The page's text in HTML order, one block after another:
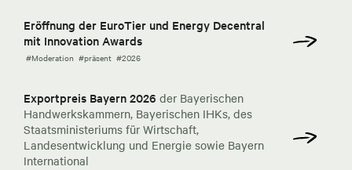
Eröffnung der EuroTier und Energy Decentral
mit Innovation Awards
#Moderation #präsent #2026
Exportpreis Bayern 2026 der Bayerischen
Handwerkskammern, Bayerischen IHKs, des
Staatsministeriums für Wirtschaft,
Landesentwicklung und Energie sowie Bayern
International